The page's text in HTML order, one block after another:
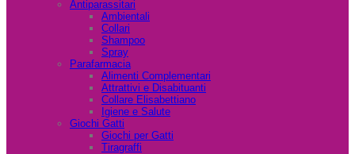
Antiparassitari
Ambientali
Collari
Shampoo
Spray
Parafarmacia
Alimenti Complementari
Attrattivi e Disabituanti
Collare Elisabettiano
Igiene e Salute
Giochi Gatti
Giochi per Gatti
Tiragraffi